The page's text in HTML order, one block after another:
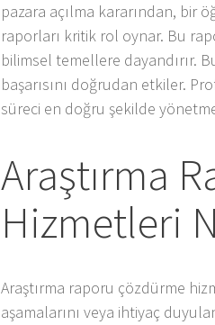
pazara açılma kararından, bir
raporları kritik rol oynar. Bu
bilimsel temellere dayandırır.
başarısını doğrudan etkiler.
süreci en doğru şekilde
Araştırma
Hizmetleri
Araştırma raporu çözdürme
aşamalarını veya ihtiyaç